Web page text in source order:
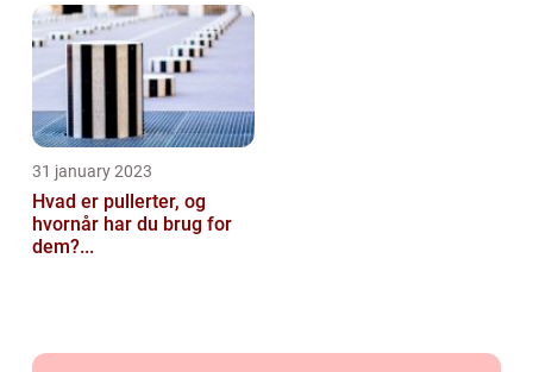
31 january 2023
Hvad er pullerter, og
hvornår har du brug for
dem?...